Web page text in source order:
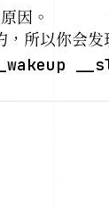
因。
，所以你会